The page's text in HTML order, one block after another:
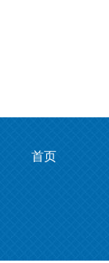
首页